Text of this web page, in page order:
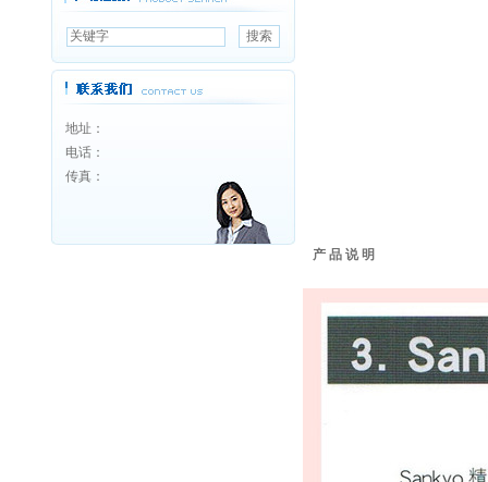
地址：
电话：
传真：
产 品 说 明